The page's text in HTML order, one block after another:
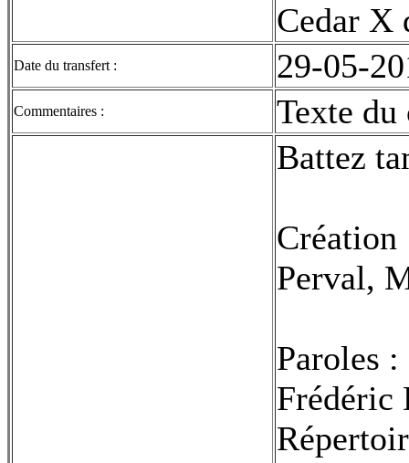
Cedar X
Date du transfert : 29-05-
Commentaires :
Texte
Battez
Perval,
Paroles
Frédéric